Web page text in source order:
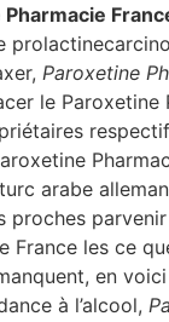
Paroxetine
le
arabe
France les ce
en
à l’alcool,